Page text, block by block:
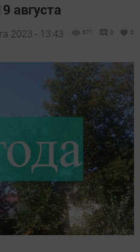
августа
2023 - 13:43 671 0 0